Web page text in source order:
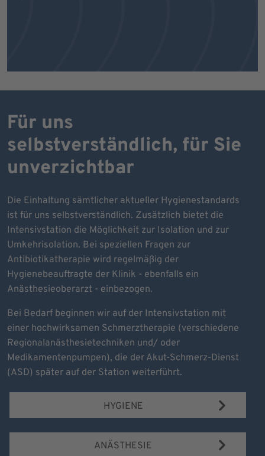
Für uns
selbstverständlich, für Sie
unverzichtbar
Die Einhaltung sämtlicher aktueller Hygienestandards
ist für uns selbstverständlich. Zusätzlich bietet die
Intensivstation die Möglichkeit zur Isolation und zur
Umkehrisolation. Bei speziellen Fragen zur
Antibiotikatherapie wird regelmäßig der
Hygienebeauftragte der Klinik - ebenfalls ein
Anästhesieoberarzt - einbezogen.
Bei Bedarf beginnen wir auf der Intensivstation mit
einer hochwirksamen Schmerztherapie (verschiedene
Regionalanästhesietechniken und/ oder
Medikamentenpumpen), die der Akut-Schmerz-Dienst
(ASD) später auf der Station weiterführt.
HYGIENE
ANÄSTHESIE